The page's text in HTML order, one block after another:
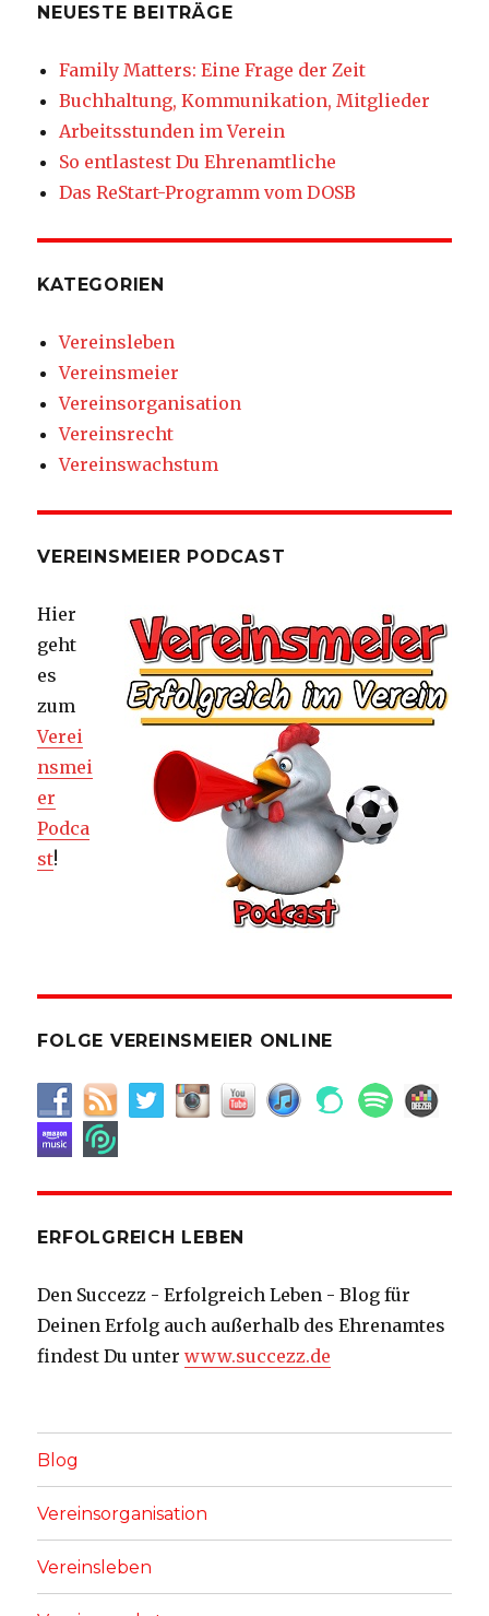
NEUESTE BEITRÄGE
Family Matters: Eine Frage der Zeit
Buchhaltung, Kommunikation, Mitglieder
Arbeitsstunden im Verein
So entlastest Du Ehrenamtliche
Das ReStart-Programm vom DOSB
KATEGORIEN
Vereinsleben
Vereinsmeier
Vereinsorganisation
Vereinsrecht
Vereinswachstum
VEREINSMEIER PODCAST
Hier
geht
es
zum
Verei
nsmei
er
Podca
st!
FOLGE VEREINSMEIER ONLINE
ERFOLGREICH LEBEN
Den Succezz - Erfolgreich Leben - Blog für
Deinen Erfolg auch außerhalb des Ehrenamtes
findest Du unterwww.succezz.de
Blog
Vereinsorganisation
Vereinsleben